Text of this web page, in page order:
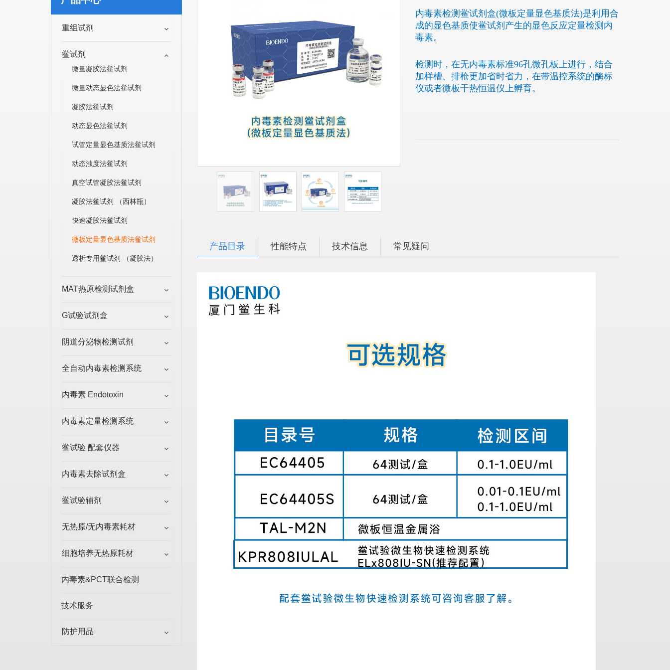
内毒素检测鲎试剂盒(微板定量显色基质法)是利用合
成的显色基质使鲎试剂产生的显色反应定量检测内
毒素。
检测时，在无内毒素标准96孔微孔板上进行，结合
加样槽、排枪更加省时省力，在带温控系统的酶标
仪或者微板干热恒温仪上孵育。
产品目录 性能特点 技术信息 常见疑问
重组试剂
鲎试剂
微量凝胶法鲎试剂
微量动态显色法鲎试剂
凝胶法鲎试剂
动态显色法鲎试剂
试管定量显色基质法鲎试剂
动态浊度法鲎试剂
真空试管凝胶法鲎试剂
凝胶法鲎试剂 （西林瓶）
快速凝胶法鲎试剂
微板定量显色基质法鲎试剂
透析专用鲎试剂 （凝胶法）
MAT热原检测试剂盒
G试验试剂盒
阴道分泌物检测试剂
全自动内毒素检测系统
内毒素 Endotoxin
内毒素定量检测系统
鲎试验 配套仪器
内毒素去除试剂盒
鲎试验辅剂
无热原/无内毒素耗材
细胞培养无热原耗材
内毒素&PCT联合检测
技术服务
防护用品